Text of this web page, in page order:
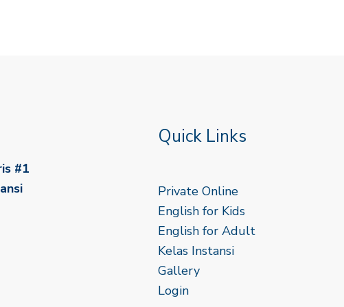
#1
Quick Links
Private Online
English for Kids
English for Adult
Kelas Instansi
Gallery
Login